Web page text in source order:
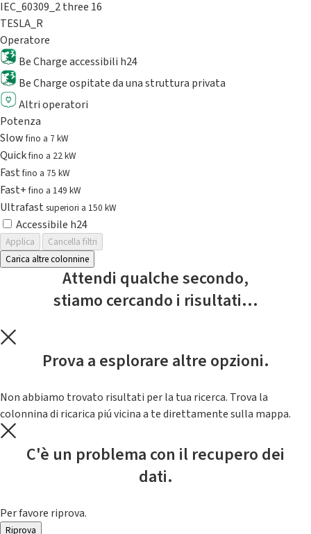
IEC_60309_2 three 16
TESLA_R
Operatore
Be Charge accessibili h24
Be Charge ospitate da una struttura privata
Altri operatori
Potenza
Slowfino a 7 kW
Quickfino a 22 kW
Fastfino a 75 kW
Fast+fino a 149 kW
Ultrafast superiori a 150 kW
Accessibile h24
Applica
Cancella filtri
Carica altre colonnine
Attendi qualche secondo,
stiamo cercando i risultati...
Prova a esplorare altre opzioni.
Non abbiamo trovato risultati per la tua ricerca. Trova la
colonnina di ricarica piú vicina a te direttamente sulla mappa.
C'è un problema con il recupero dei
dati.
Per favore riprova.
Riprova